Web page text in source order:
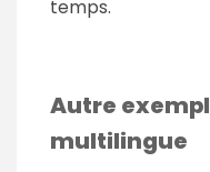
temps.
Autre
multilingue